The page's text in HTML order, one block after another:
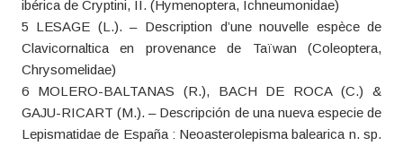
ibérica de Cryptini, II. (Hymenoptera, Ichneumonidae)
5 LESAGE (L.). – Description d’une nouvelle espèce de
Clavicornaltica en provenance de Taïwan (Coleoptera,
Chrysomelidae)
6 MOLERO-BALTANAS (R.), BACH DE ROCA (C.) &
GAJU-RICART (M.). – Descripción de una nueva especie de
Lepismatidae de España : Neoasterolepisma balearica n. sp.